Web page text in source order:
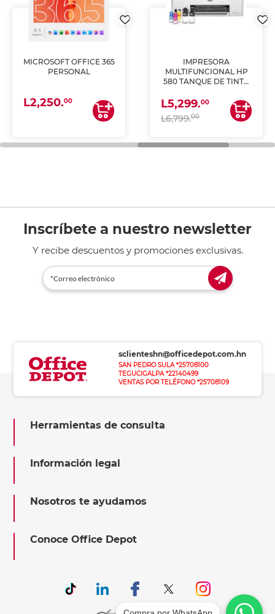
MICROSOFT OFFICE 365
PERSONAL
L2,250.00
IMPRESORA
MULTIFUNCIONAL HP
580 TANQUE DE TINTA
ESCANEA)
L5,299.00
L6,799.00
Inscríbete a nuestro newsletter
Y recibe descuentos y promociones exclusivas.
sclienteshn@officedepot.com.hn
SAN PEDRO SULA *25708100
TEGUCIGALPA *22140499
VENTAS POR TELÉFONO *25708109
Herramientas de consulta
Información legal
Nosotros te ayudamos
Conoce Office Depot